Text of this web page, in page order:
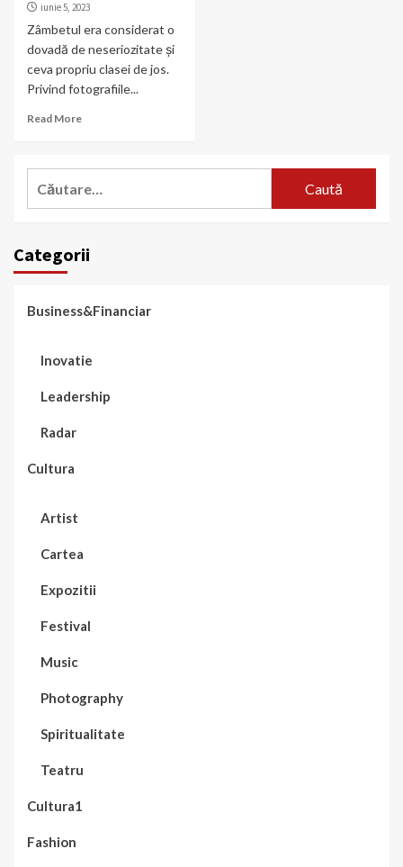
iunie 5, 2023
Zâmbetul era considerat o
dovadă de neseriozitate și
ceva propriu clasei de jos.
Privind fotografiile...
Read More
Categorii
Business&Financiar
Inovatie
Leadership
Radar
Cultura
Artist
Cartea
Expozitii
Festival
Music
Photography
Spiritualitate
Teatru
Cultura1
Fashion